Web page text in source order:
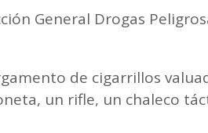
General Drogas
de cigarrillos
un rifle, un chaleco